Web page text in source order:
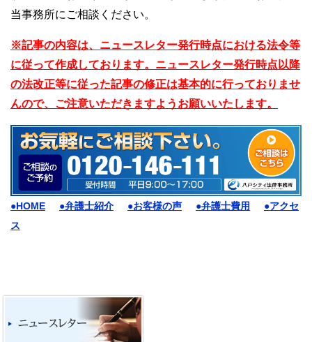
当事務所にご相談ください。
※記事の内容は、ニュースレター発行時点における法令等
に従って作成しております。ニュースレター発行時点以降
の法改正等に従った記事の修正は基本的に行っておりませ
んので、ご注意いただきますようお願いいたします。
●HOME ●弁護士紹介 ●お客様の声 ●弁護士費用
●アクセ
ス